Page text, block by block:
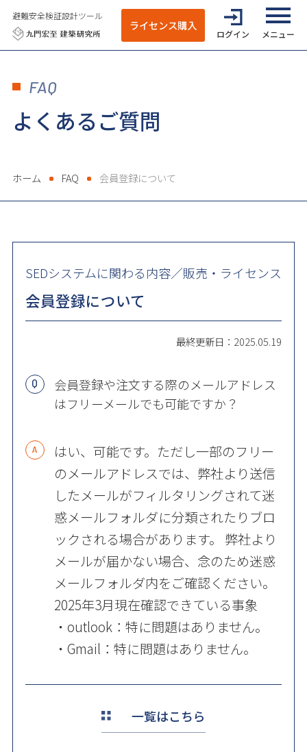
避難安全検証設計ツール
ライセンス購入
ログイン
全てのメニ
FAQ
よくあるご質問
ホーム FAQ 会員登録について
SEDシステムに関わる内容／販売・ライセンス
会員登録について
最終更新日：2025.05.19
会員登録や注文する際のメールアドレス
はフリーメールでも可能ですか？
はい、可能です。ただし一部のフリー
のメールアドレスでは、弊社より送信
したメールがフィルタリングされて迷
惑メールフォルダに分類されたりブロ
ックされる場合があります。 弊社より
メールが届かない場合、念のため迷惑
メールフォルダ内をご確認ください。
2025年3月現在確認できている事象
・outlook：特に問題はありません。
・Gmail：特に問題はありません。
一覧はこちら